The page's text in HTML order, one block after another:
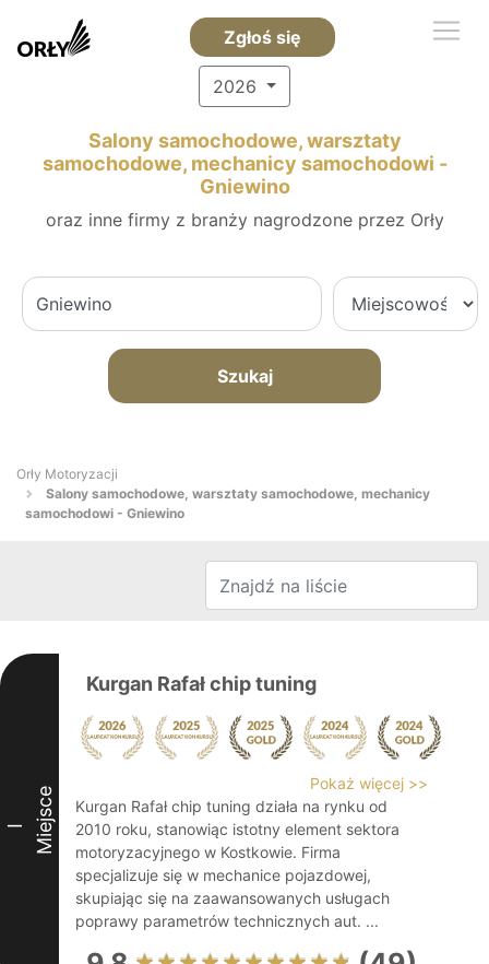
Zgłoś się
2026
Salony samochodowe, warsztaty
samochodowe, mechanicy samochodowi -
Gniewino
oraz inne firmy z branży nagrodzone przez Orły
Szukaj
Orły Motoryzacji
Salony samochodowe, warsztaty samochodowe, mechanicy
samochodowi - Gniewino
I Miejsce
Kurgan Rafał chip tuning
Pokaż więcej >>
Kurgan Rafał chip tuning działa na rynku od
2010 roku, stanowiąc istotny element sektora
motoryzacyjnego w Kostkowie. Firma
specjalizuje się w mechanice pojazdowej,
skupiając się na zaawansowanych usługach
poprawy parametrów technicznych aut. ...